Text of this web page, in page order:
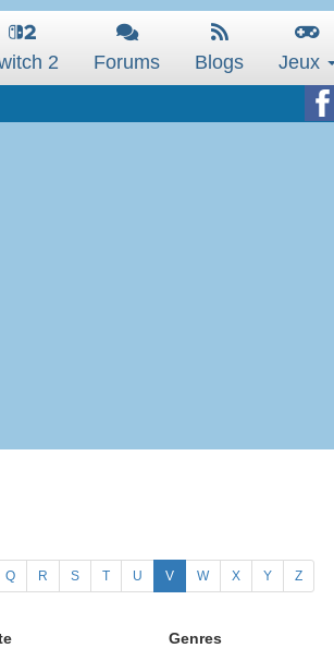
2 Forums Blogs Jeux
Q R S T U V W X Y Z
Genres